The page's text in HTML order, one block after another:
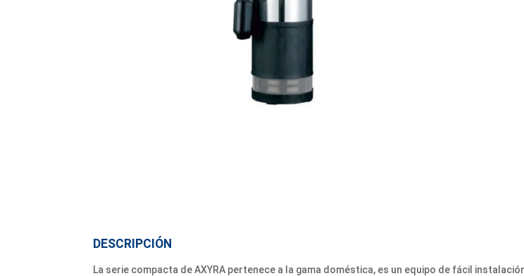
DESCRIPCIÓN
La serie compacta de AXYRA pertenece a la gama doméstica, es un equipo de fácil